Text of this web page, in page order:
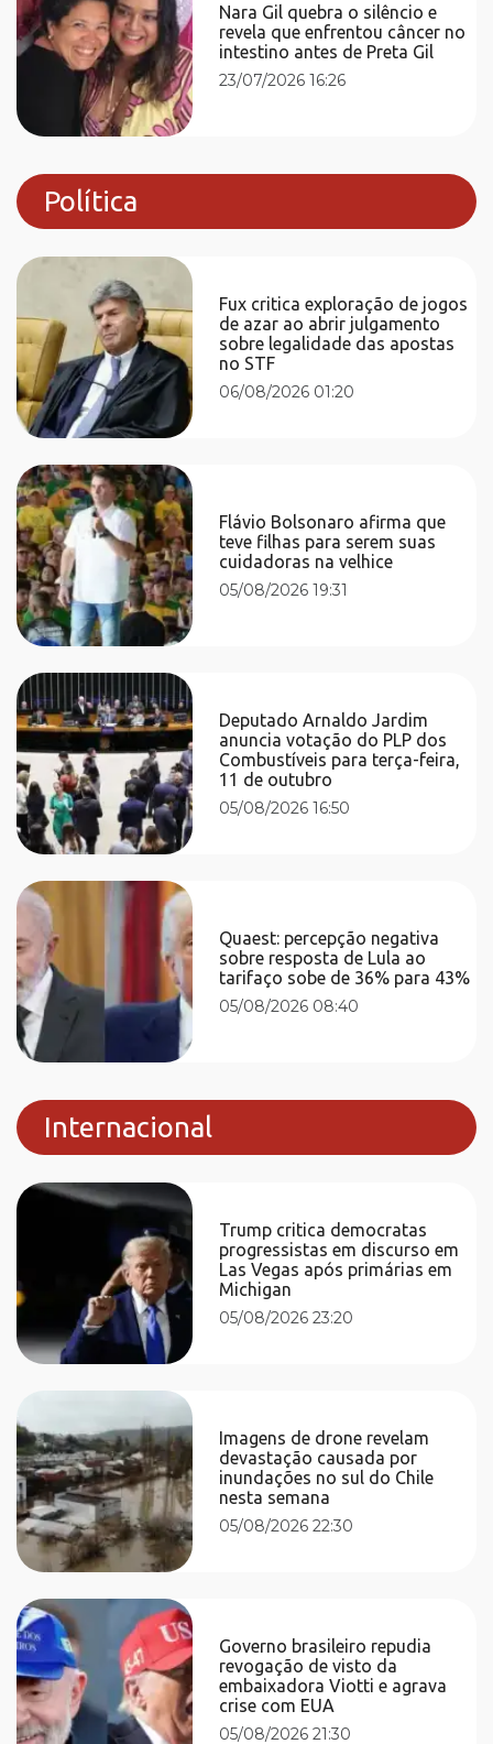
Nara Gil quebra o silêncio e
revela que enfrentou câncer no
intestino antes de Preta Gil
23/07/2026 16:26
Política
Fux critica exploração de jogos
de azar ao abrir julgamento
sobre legalidade das apostas
no STF
06/08/2026 01:20
Flávio Bolsonaro afirma que
teve filhas para serem suas
cuidadoras na velhice
05/08/2026 19:31
Deputado Arnaldo Jardim
anuncia votação do PLP dos
Combustíveis para terça-feira,
11 de outubro
05/08/2026 16:50
Quaest: percepção negativa
sobre resposta de Lula ao
tarifaço sobe de 36% para 43%
05/08/2026 08:40
Internacional
Trump critica democratas
progressistas em discurso em
Las Vegas após primárias em
Michigan
05/08/2026 23:20
Imagens de drone revelam
devastação causada por
inundações no sul do Chile
nesta semana
05/08/2026 22:30
Governo brasileiro repudia
revogação de visto da
embaixadora Viotti e agrava
crise com EUA
05/08/2026 21:30